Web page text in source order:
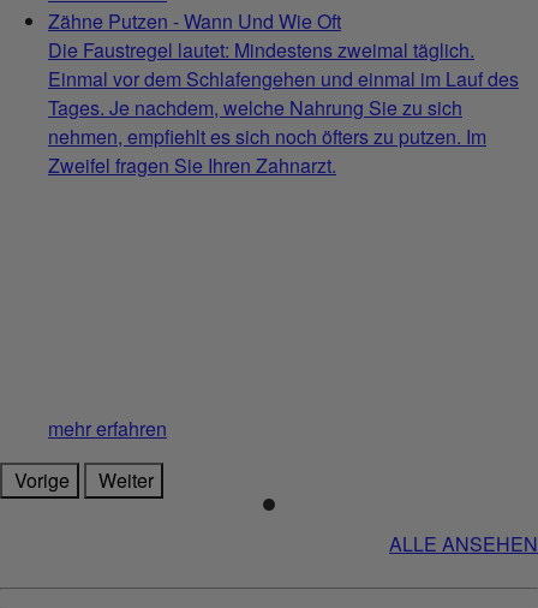
Zähne Putzen - Wann Und Wie Oft
Die Faustregel lautet: Mindestens zweimal täglich.
Einmal vor dem Schlafengehen und einmal im Lauf des
Tages. Je nachdem, welche Nahrung Sie zu sich
nehmen, empfiehlt es sich noch öfters zu putzen. Im
Zweifel fragen Sie Ihren Zahnarzt.
mehr erfahren
Vorige
Weiter
ALLE ANSEHEN